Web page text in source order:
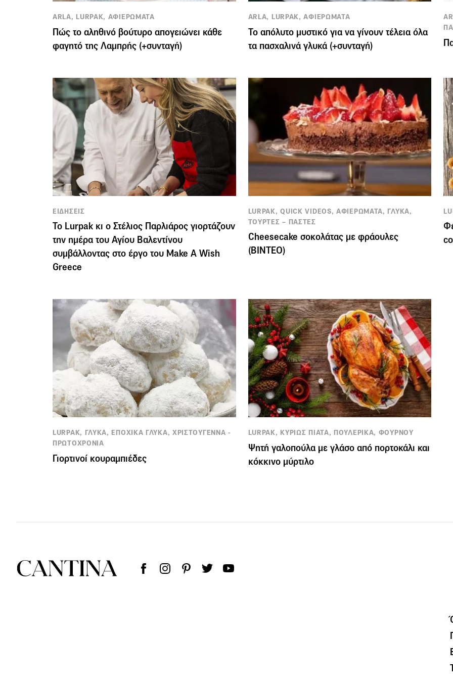
ARLA, LURPAK, ΑΦΙΕΡΩΜΑΤΑ
Πώς το αληθινό βούτυρο απογειώνει κάθε
φαγητό της Λαμπρής (+συνταγή)
ARLA, LURPAK, ΑΦΙΕΡΩΜΑΤΑ
Το απόλυτο μυστικό για να γίνουν τέλεια όλα
τα πασχαλινά γλυκά (+συνταγή)
ΕΙΔΗΣΕΙΣ
Το Lurpak κι ο Στέλιος Παρλιάρος γιορτάζουν
την ημέρα του Αγίου Βαλεντίνου
συμβάλλοντας στο έργο του Make A Wish
Greece
LURPAK, QUICK VIDEOS, ΑΦΙΕΡΩΜΑΤΑ, ΓΛΥΚΑ,
ΤΟΥΡΤΕΣ – ΠΑΣΤΕΣ
Cheesecake σοκολάτας με φράουλες
(BINTEO)
LURPAK, ΓΛΥΚΑ, ΕΠΟΧΙΚΑ ΓΛΥΚΑ, ΧΡΙΣΤΟΥΓΕΝΝΑ -
ΠΡΩΤΟΧΡΟΝΙΑ
Γιορτινοί κουραμπιέδες
LURPAK, ΚΥΡΙΩΣ ΠΙΑΤΑ, ΠΟΥΛΕΡΙΚΑ, ΦΟΥΡΝΟΥ
Ψητή γαλοπούλα με γλάσο από πορτοκάλι και
κόκκινο μύρτιλο